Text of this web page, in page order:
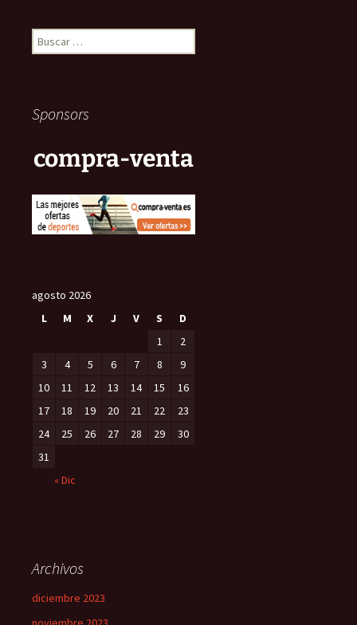
Buscar:
Sponsors
compra-venta
agosto 2026
L
M X J V S
D
1
2
3
4 5 6 7 8
9
10
11 12 13 14 15
16
17
18 19 20 21 22
23
24
25 26 27 28 29
30
31
« Dic
Archivos
diciembre 2023